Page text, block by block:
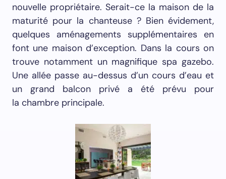
nouvelle propriétaire. Serait-ce la maison de la
maturité pour la chanteuse ? Bien évidement,
quelques aménagements supplémentaires en
font une maison d’exception. Dans la cours on
trouve notamment un magnifique spa gazebo.
Une allée passe au-dessus d’un cours d’eau et
un grand balcon privé a été prévu pour
la chambre principale.